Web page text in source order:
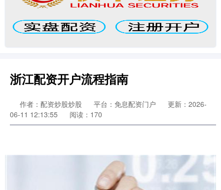
浙江配资开户流程指南
作者：配资炒股炒股 平台：免息配资门户
更新：2026-
06-11 12:13:55
阅读：170